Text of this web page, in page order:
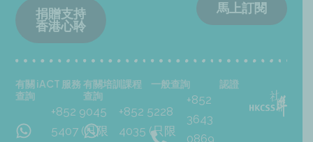
捐贈支持
香港心聆
馬上訂閱
有關 iACT 服務
查詢
+852 9045
5407 (只限
有關培訓課程
查詢
+852 5228
4035 (只限
一般查詢
+852
3643
0869
認證